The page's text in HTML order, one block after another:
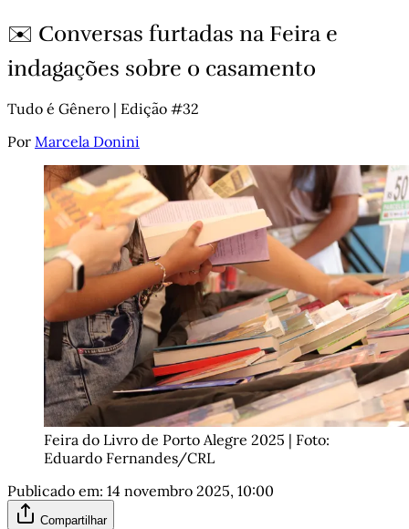
✉️ Conversas furtadas na Feira e
indagações sobre o casamento
Tudo é Gênero | Edição #32
Por Marcela Donini
Feira do Livro de Porto Alegre 2025 | Foto:
Eduardo Fernandes/CRL
Publicado em: 14 novembro 2025, 10:00
Compartilhar